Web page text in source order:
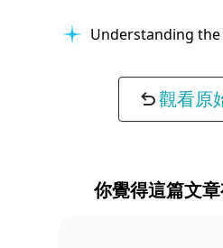
Understanding
觀看原
你覺得這篇文